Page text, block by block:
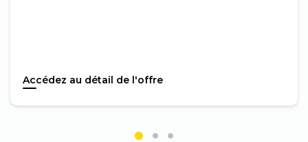
Accédez au détail de l'offre